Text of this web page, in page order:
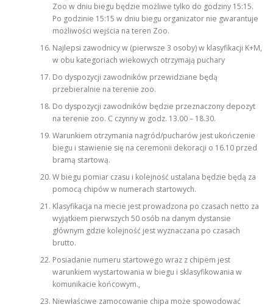
Zoo w dniu biegu będzie możliwe tylko do godziny 15:15.
Po godzinie 15:15 w dniu biegu organizator nie gwarantuje
możliwości wejścia na teren Zoo.
Najlepsi zawodnicy w (pierwsze 3 osoby) w klasyfikacji K+M,
w obu kategoriach wiekowych otrzymają puchary
Do dyspozycji zawodników przewidziane będą
przebieralnie na terenie zoo.
Do dyspozycji zawodników będzie przeznaczony depozyt
na terenie zoo. C czynny w godz. 13.00 – 18.30.
Warunkiem otrzymania nagród/pucharów jest ukończenie
biegu i stawienie się na ceremonii dekoracji o 16.10 przed
bramą startową.
W biegu pomiar czasu i kolejność ustalana będzie będą za
pomocą chipów w numerach startowych.
Klasyfikacja na mecie jest prowadzona po czasach netto za
wyjątkiem pierwszych 50 osób na danym dystansie
głównym gdzie kolejność jest wyznaczana po czasach
brutto.
Posiadanie numeru startowego wraz z chipem jest
warunkiem wystartowania w biegu i sklasyfikowania w
komunikacie końcowym.,
Niewłaściwe zamocowanie chipa może spowodować